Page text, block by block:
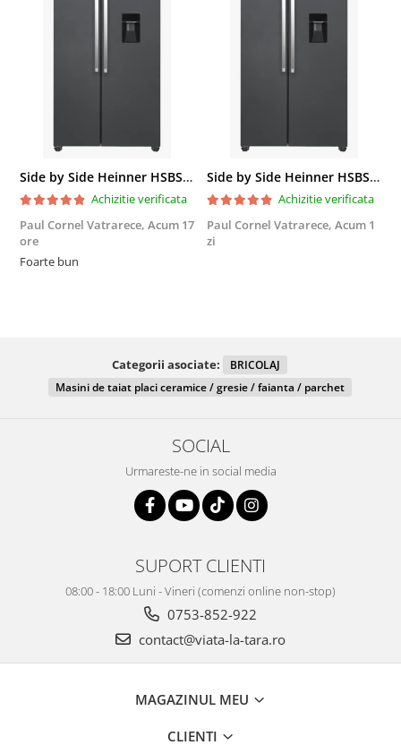
Side by Side Heinner HSBS-HM439NFINVDGWDE++, Total No Frost, Compresor Inverter, Dozator Apa, Display Touch LED, 439 L, Clasa E, Gri Antracit Texturat
Achizitie verificata
Paul Cornel Vatrarece, Acum 17
ore
Foarte bun
Side by Side Heinner HSBS-HM439NFINVDGWDE++, Total No Frost, Compresor Inverter, Dozator Apa, Display Touch LED, 439 L, Clasa E, Gri Antracit Texturat
Achizitie verificata
Paul Cornel Vatrarece, Acum 1
zi
Categorii asociate:
BRICOLAJ
Masini de taiat placi ceramice / gresie / faianta / parchet
SOCIAL
Urmareste-ne in social media
SUPORT CLIENTI
08:00 - 18:00 Luni - Vineri (comenzi online non-stop)
0753-852-922
contact@viata-la-tara.ro
MAGAZINUL MEU
CLIENTI